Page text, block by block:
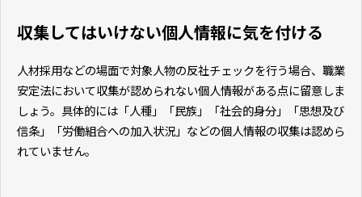
収集してはいけない個人情報に気を付ける
人材採用などの場面で対象人物の反社チェックを行う場合、職業
安定法において収集が認められない個人情報がある点に留意しま
しょう。具体的には「人種」「民族」「社会的身分」「思想及び
信条」「労働組合への加入状況」などの個人情報の収集は認めら
れていません。